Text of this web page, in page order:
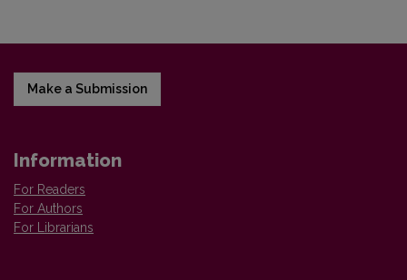
Make a Submission
Information
For Readers
For Authors
For Librarians